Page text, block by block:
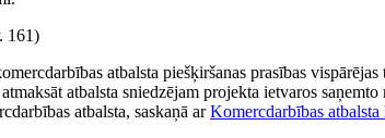
161)
atbalsta piešķiršanas prasības
atbalsta sniedzējam projekta ietvaros
atbalsta, saskaņā arKomercdarbības